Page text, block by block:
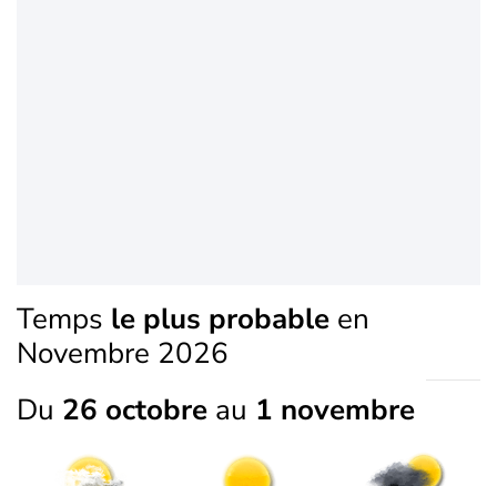
Temps le plus probable en
Novembre 2026
Du 26 octobre au 1 novembre